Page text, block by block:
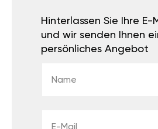
Hinterlassen Sie Ihre E-
und wir senden Ihnen
persönliches Angebot